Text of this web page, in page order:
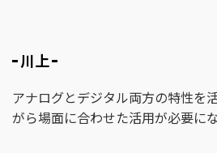
川上
アナログとデジタル両方の特性を
がら場面に合わせた活用が必要に